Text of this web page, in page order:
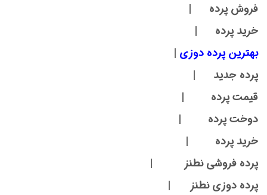
فروش پرده |
خرید پرده |
بهترین پرده دوزی |
پرده جدید |
قیمت پرده |
دوخت پرده |
خرید پرده |
پرده فروشی نطنز |
پرده دوزی نطنز |